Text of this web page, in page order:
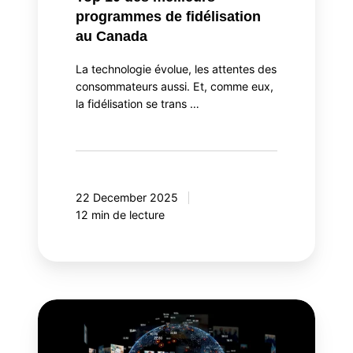
programmes de fidélisation
au Canada
La technologie évolue, les attentes des
consommateurs aussi. Et, comme eux,
la fidélisation se trans …
22 December 2025
12 min de lecture
Meta
Andromeda: